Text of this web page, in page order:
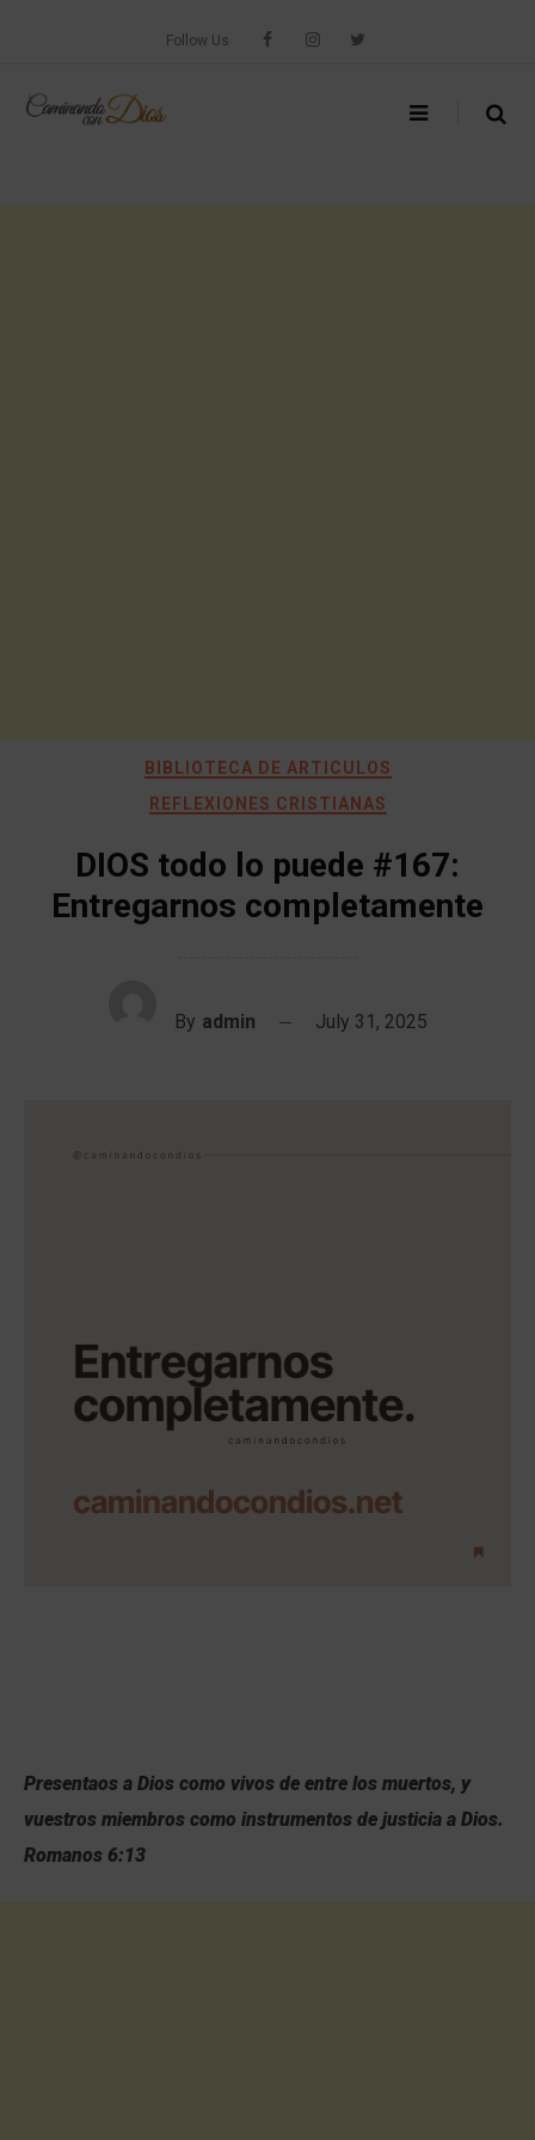
Follow Us
BIBLIOTECA DE ARTICULOS
REFLEXIONES CRISTIANAS
DIOS todo lo puede #167:
Entregarnos completamente
By admin July 31, 2025
Presentaos a Dios como vivos de entre los muertos, y
vuestros miembros como instrumentos de justicia a Dios.
Romanos 6:13